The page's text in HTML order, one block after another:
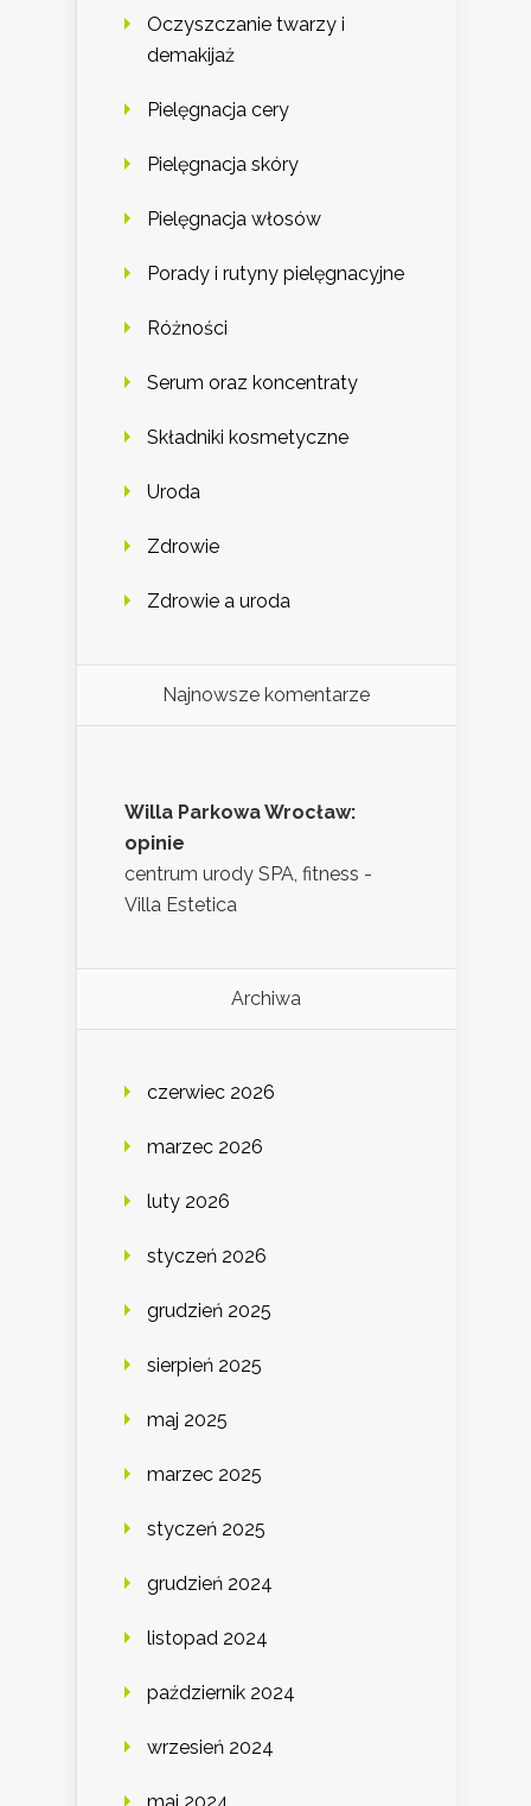
Oczyszczanie twarzy i
demakijaż
Pielęgnacja cery
Pielęgnacja skóry
Pielęgnacja włosów
Porady i rutyny pielęgnacyjne
Różności
Serum oraz koncentraty
Składniki kosmetyczne
Uroda
Zdrowie
Zdrowie a uroda
Najnowsze komentarze
Willa Parkowa Wrocław:
opinie
centrum urody SPA, fitness -
Villa Estetica
Archiwa
czerwiec 2026
marzec 2026
luty 2026
styczeń 2026
grudzień 2025
sierpień 2025
maj 2025
marzec 2025
styczeń 2025
grudzień 2024
listopad 2024
październik 2024
wrzesień 2024
maj 2024